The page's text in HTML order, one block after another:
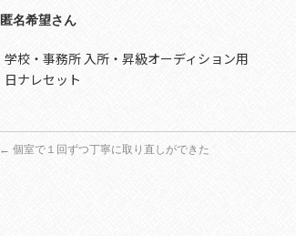
匿名希望さん
学校・事務所 入所・昇級オーディション用
日ナレセット
← 個室で１回ずつ丁寧に取り直しができた